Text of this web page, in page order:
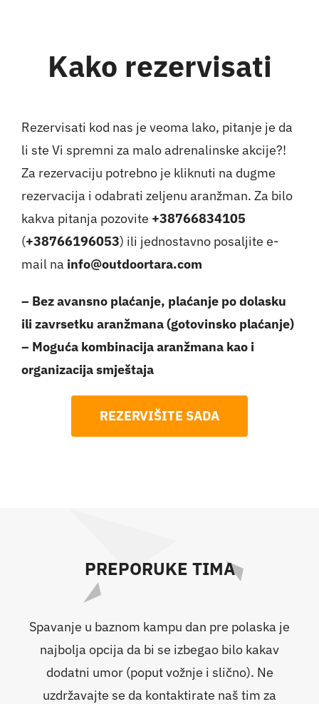
Kako rezervisati
Rezervisati kod nas je veoma lako, pitanje je da
li ste Vi spremni za malo adrenalinske akcije?!
Za rezervaciju potrebno je kliknuti na dugme
rezervacija i odabrati zeljenu aranžman. Za bilo
kakva pitanja pozovite +38766834105
(+38766196053) ili jednostavno posaljite e-
mail na info@outdoortara.com
– Bez avansno plaćanje, plaćanje po dolasku
ili zavrsetku aranžmana (gotovinsko plaćanje)
– Moguća kombinacija aranžmana kao i
organizacija smještaja
REZERVIŠITE SADA
PREPORUKE TIMA
Spavanje u baznom kampu dan pre polaska je
najbolja opcija da bi se izbegao bilo kakav
dodatni umor (poput vožnje i slično). Ne
uzdržavajte se da kontaktirate naš tim za